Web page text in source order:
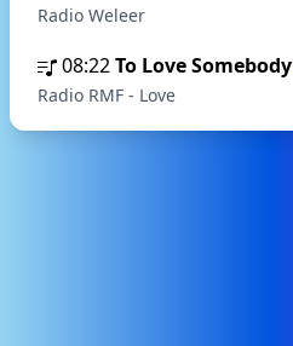
Radio Weleer
08:22To Love Somebody
Radio RMF - Love